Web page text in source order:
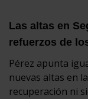
Las altas en
refuerzos de
Pérez apunta
nuevas altas en
recuperación ni